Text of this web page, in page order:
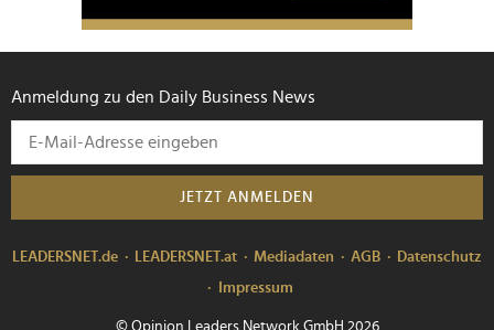
Anmeldung zu den Daily Business News
JETZT ANMELDEN
LEADERSNET.de LEADERSNET.at Mediadaten AGB
Datenschutz
Impressum